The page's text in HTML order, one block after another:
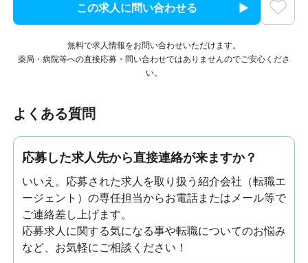
この求人に問い合わせる
無料で求人情報をお問い合わせいただけます。
薬局・病院等への直接応募・問い合わせではありませんのでご安心くださ
い。
よくある質問
応募した求人先から直接連絡が来ますか？
いいえ。応募された求人を取り扱う紹介会社（転職エ
ージェント）の専任担当からお電話またはメール等で
ご連絡差し上げます。
応募求人に関する気になる事や転職についてのお悩み
など、お気軽にご相談ください！